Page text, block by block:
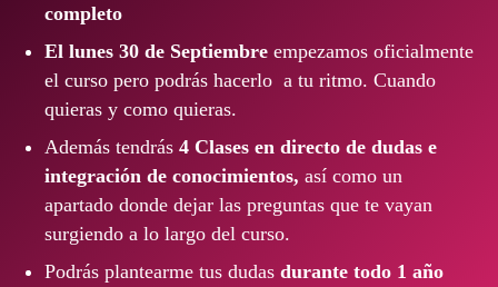
completo
El lunes 30 de Septiembre empezamos oficialmente
el curso pero podrás hacerlo a tu ritmo. Cuando
quieras y como quieras.
Además tendrás 4 Clases en directo de dudas e
integración de conocimientos, así como un
apartado donde dejar las preguntas que te vayan
surgiendo a lo largo del curso.
Podrás plantearme tus dudas durante todo 1 año